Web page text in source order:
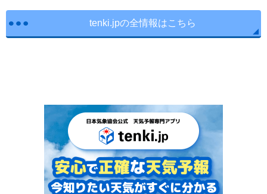
tenki.jpの全情報はこちら